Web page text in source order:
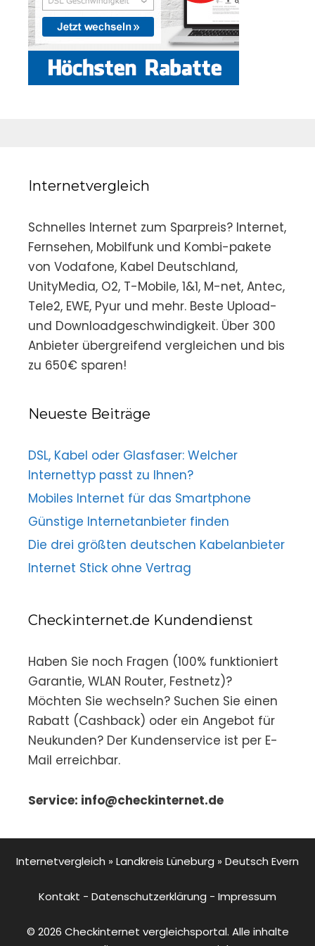
Internetvergleich
Schnelles Internet zum Sparpreis? Internet,
Fernsehen, Mobilfunk und Kombi-pakete
von Vodafone, Kabel Deutschland,
UnityMedia, O2, T-Mobile, 1&1, M-net, Antec,
Tele2, EWE, Pyur und mehr. Beste Upload-
und Downloadgeschwindigkeit. Über 300
Anbieter übergreifend vergleichen und bis
zu 650€ sparen!
Neueste Beiträge
DSL, Kabel oder Glasfaser: Welcher
Internettyp passt zu Ihnen?
Mobiles Internet für das Smartphone
Günstige Internetanbieter finden
Die drei größten deutschen Kabelanbieter
Internet Stick ohne Vertrag
Checkinternet.de Kundendienst
Haben Sie noch Fragen (100% funktioniert
Garantie, WLAN Router, Festnetz)?
Möchten Sie wechseln? Suchen Sie einen
Rabatt (Cashback) oder ein Angebot für
Neukunden? Der Kundenservice ist per E-
Mail erreichbar.
Service: info@checkinternet.de
Internetvergleich » Landkreis Lüneburg » Deutsch Evern
Kontakt - Datenschutzerklärung - Impressum
© 2026 Checkinternet vergleichsportal. Alle inhalte